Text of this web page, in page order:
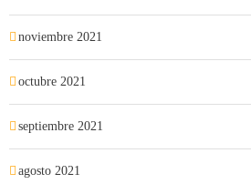
noviembre 2021
octubre 2021
septiembre 2021
agosto 2021